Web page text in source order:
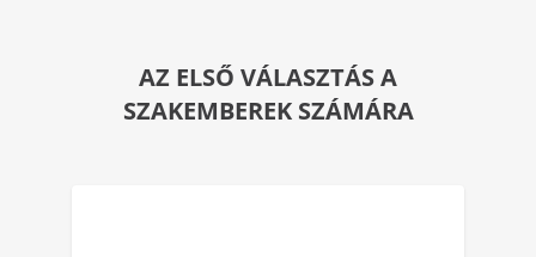
AZ ELSŐ VÁLASZTÁS A
SZAKEMBEREK SZÁMÁRA